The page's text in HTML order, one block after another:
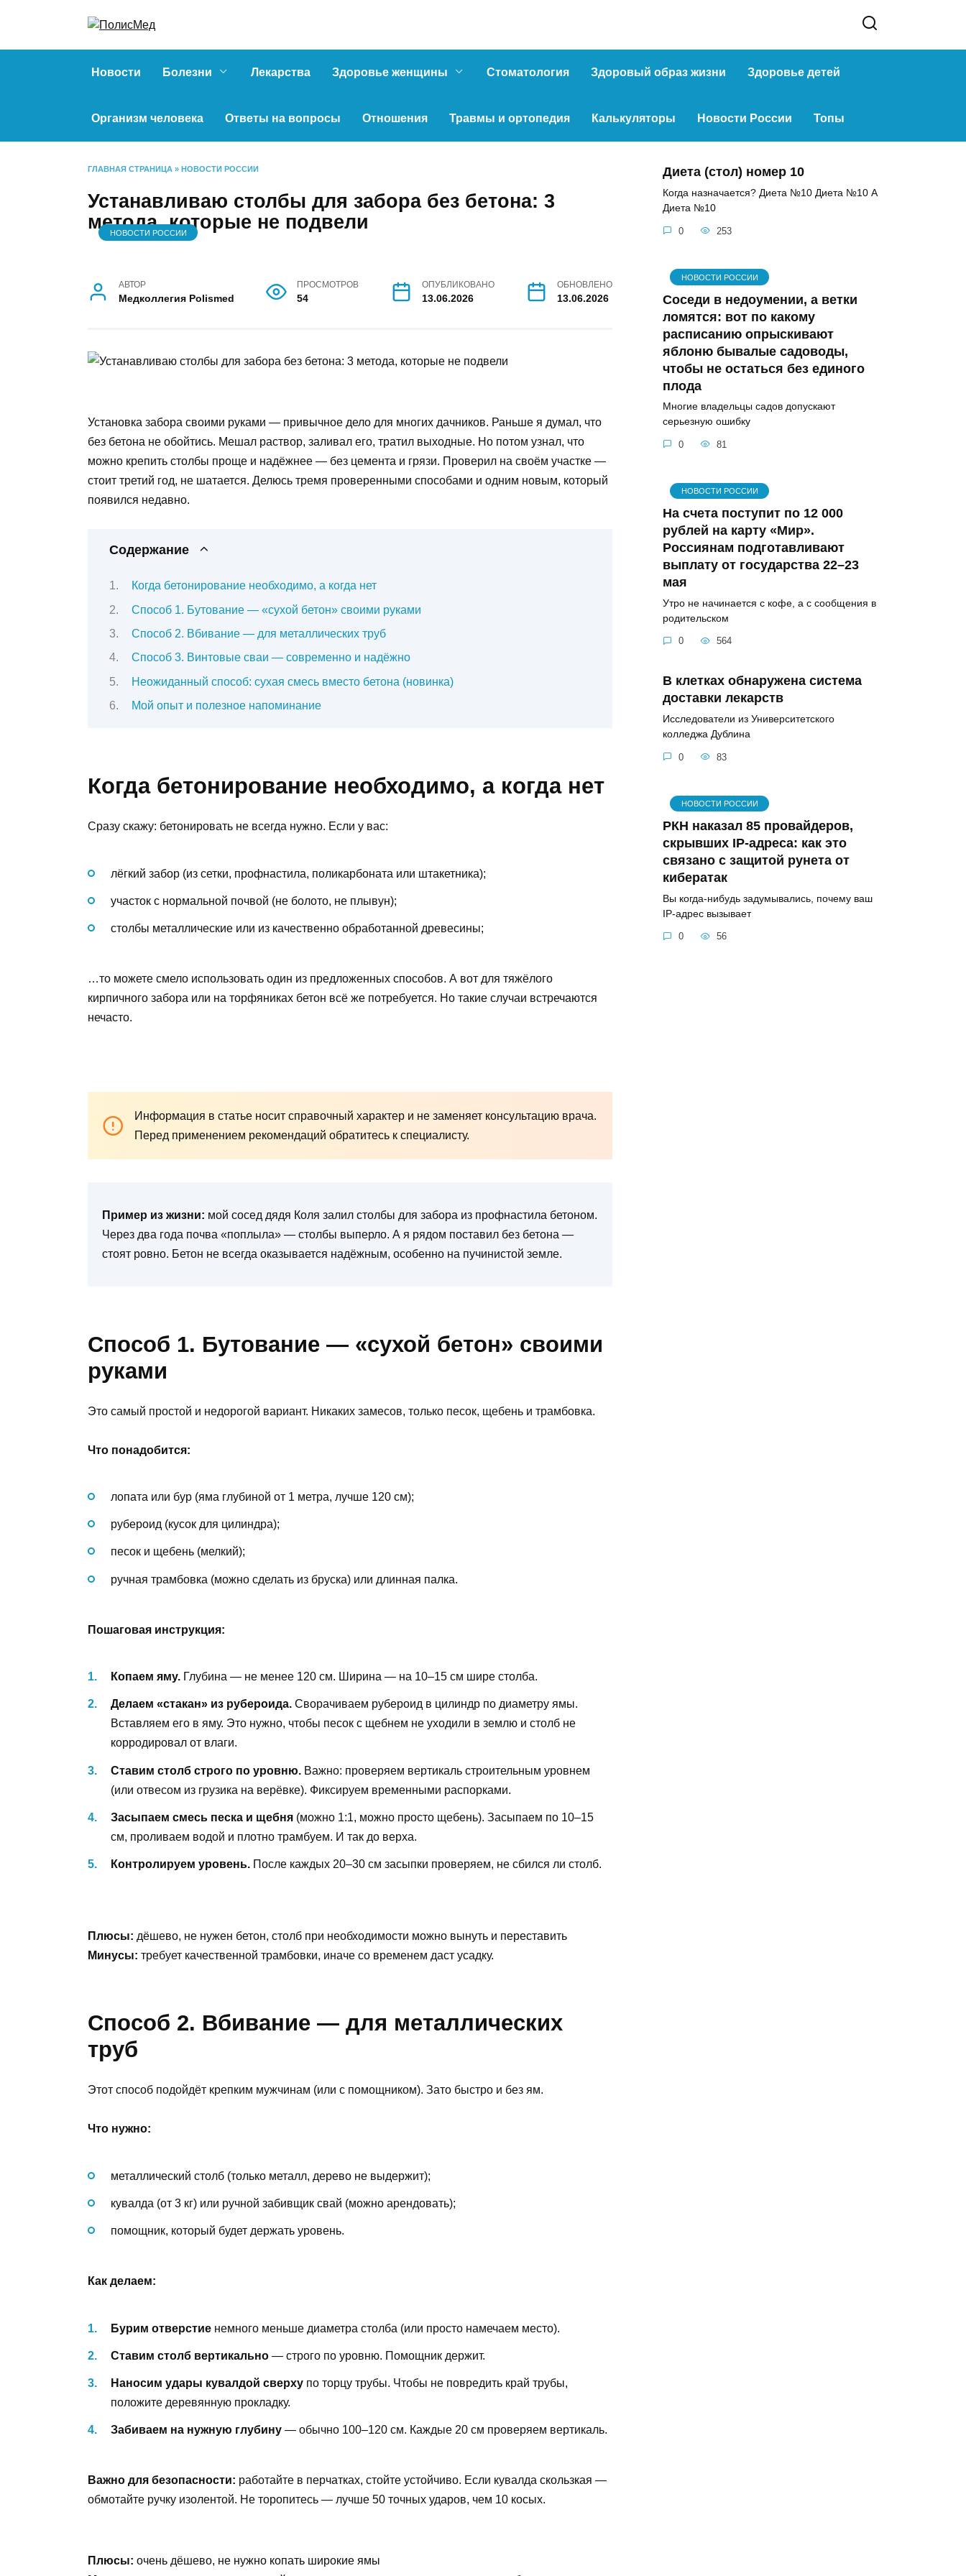
Новости Болезни Лекарства Здоровье женщины Стоматология Здоровый образ жизни Здоровье детей
Организм человека Ответы на вопросы Отношения Травмы и ортопедия Калькуляторы Новости России Топы
ГЛАВНАЯ СТРАНИЦА » НОВОСТИ РОССИИ
Устанавливаю столбы для забора без бетона: 3
метода, которые не подвели
НОВОСТИ РОССИИ
АВТОР
Медколлегия Polismed
ПРОСМОТРОВ
54
ОПУБЛИКОВАНО
13.06.2026
ОБНОВЛЕНО
13.06.2026
Установка забора своими руками — привычное дело для многих дачников. Раньше я думал, что
без бетона не обойтись. Мешал раствор, заливал его, тратил выходные. Но потом узнал, что
можно крепить столбы проще и надёжнее — без цемента и грязи. Проверил на своём участке —
стоит третий год, не шатается. Делюсь тремя проверенными способами и одним новым, который
появился недавно.
Содержание
Когда бетонирование необходимо, а когда нет
Способ 1. Бутование — «сухой бетон» своими руками
Способ 2. Вбивание — для металлических труб
Способ 3. Винтовые сваи — современно и надёжно
Неожиданный способ: сухая смесь вместо бетона (новинка)
Мой опыт и полезное напоминание
Когда бетонирование необходимо, а когда нет
Сразу скажу: бетонировать не всегда нужно. Если у вас:
лёгкий забор (из сетки, профнастила, поликарбоната или штакетника);
участок с нормальной почвой (не болото, не плывун);
столбы металлические или из качественно обработанной древесины;
…то можете смело использовать один из предложенных способов. А вот для тяжёлого
кирпичного забора или на торфяниках бетон всё же потребуется. Но такие случаи встречаются
нечасто.
Информация в статье носит справочный характер и не заменяет консультацию врача.
Перед применением рекомендаций обратитесь к специалисту.
Пример из жизни: мой сосед дядя Коля залил столбы для забора из профнастила бетоном.
Через два года почва «поплыла» — столбы выперло. А я рядом поставил без бетона —
стоят ровно. Бетон не всегда оказывается надёжным, особенно на пучинистой земле.
Способ 1. Бутование — «сухой бетон» своими
руками
Это самый простой и недорогой вариант. Никаких замесов, только песок, щебень и трамбовка.
Что понадобится:
лопата или бур (яма глубиной от 1 метра, лучше 120 см);
рубероид (кусок для цилиндра);
песок и щебень (мелкий);
ручная трамбовка (можно сделать из бруска) или длинная палка.
Пошаговая инструкция:
Копаем яму. Глубина — не менее 120 см. Ширина — на 10–15 см шире столба.
Делаем «стакан» из рубероида. Сворачиваем рубероид в цилиндр по диаметру ямы.
Вставляем его в яму. Это нужно, чтобы песок с щебнем не уходили в землю и столб не
корродировал от влаги.
Ставим столб строго по уровню. Важно: проверяем вертикаль строительным уровнем
(или отвесом из грузика на верёвке). Фиксируем временными распорками.
Засыпаем смесь песка и щебня (можно 1:1, можно просто щебень). Засыпаем по 10–15
см, проливаем водой и плотно трамбуем. И так до верха.
Контролируем уровень. После каждых 20–30 см засыпки проверяем, не сбился ли столб.
Плюсы: дёшево, не нужен бетон, столб при необходимости можно вынуть и переставить
Минусы: требует качественной трамбовки, иначе со временем даст усадку.
Способ 2. Вбивание — для металлических
труб
Этот способ подойдёт крепким мужчинам (или с помощником). Зато быстро и без ям.
Что нужно:
металлический столб (только металл, дерево не выдержит);
кувалда (от 3 кг) или ручной забивщик свай (можно арендовать);
помощник, который будет держать уровень.
Как делаем:
Бурим отверстие немного меньше диаметра столба (или просто намечаем место).
Ставим столб вертикально — строго по уровню. Помощник держит.
Наносим удары кувалдой сверху по торцу трубы. Чтобы не повредить край трубы,
положите деревянную прокладку.
Забиваем на нужную глубину — обычно 100–120 см. Каждые 20 см проверяем вертикаль.
Важно для безопасности: работайте в перчатках, стойте устойчиво. Если кувалда скользкая —
обмотайте ручку изолентой. Не торопитесь — лучше 50 точных ударов, чем 10 косых.
Плюсы: очень дёшево, не нужно копать широкие ямы
Диета (стол) номер 10
Когда назначается? Диета №10 Диета №10 А
Диета №10
0 253
НОВОСТИ РОССИИ
Соседи в недоумении, а ветки
ломятся: вот по какому
расписанию опрыскивают
яблоню бывалые садоводы,
чтобы не остаться без единого
плода
Многие владельцы садов допускают
серьезную ошибку
0 81
НОВОСТИ РОССИИ
На счета поступит по 12 000
рублей на карту «Мир».
Россиянам подготавливают
выплату от государства 22–23
мая
Утро не начинается с кофе, а с сообщения в
родительском
0 564
В клетках обнаружена система
доставки лекарств
Исследователи из Университетского
колледжа Дублина
0 83
НОВОСТИ РОССИИ
РКН наказал 85 провайдеров,
скрывших IP-адреса: как это
связано с защитой рунета от
кибератак
Вы когда-нибудь задумывались, почему ваш
IP-адрес вызывает
0 56